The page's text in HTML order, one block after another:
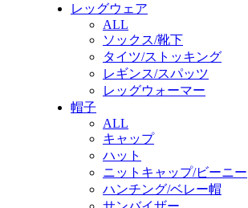
レッグウェア
ALL
ソックス/靴下
タイツ/ストッキング
レギンス/スパッツ
レッグウォーマー
帽子
ALL
キャップ
ハット
ニットキャップ/ビーニー
ハンチング/ベレー帽